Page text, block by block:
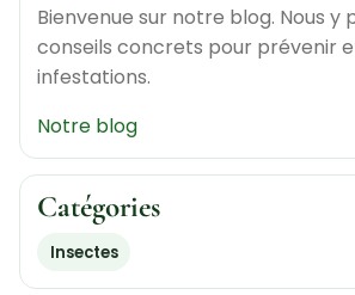
Bienvenue sur notre blog. Nous y
conseils concrets pour prévenir
infestations.
Notre blog
Catégories
Insectes